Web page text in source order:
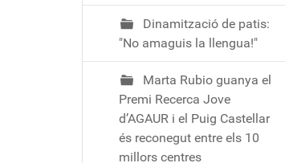
Dinamització de patis:
"No amaguis la llengua!"
Marta Rubio guanya el
Premi Recerca Jove
d’AGAUR i el Puig Castellar
és reconegut entre els 10
millors centres